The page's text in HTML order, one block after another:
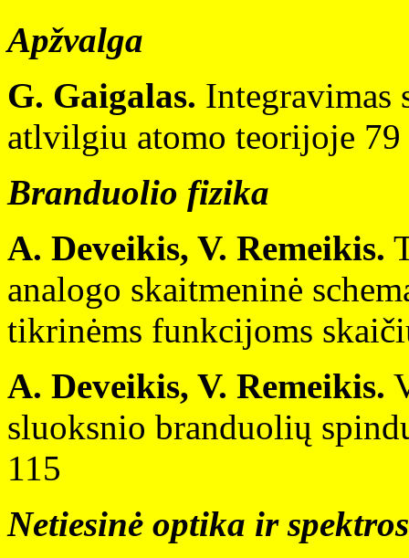
Apžvalga
G. Gaigalas.
atlvilgiu atomo teorijoje 79
Branduolio fizika
A. Deveikis, V. Remeikis.
analogo skaitmeninė
tikrinėms funkcijoms
A. Deveikis, V. Remeikis.
sluoksnio branduolių
115
Netiesinė optika ir